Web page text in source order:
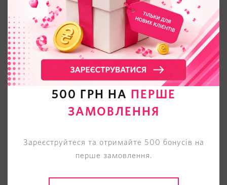
0ВІДГУКІВ
500 ГРН НА
ПЕРШЕ
ЗАМОВЛЕННЯ
Зареєструйтеся та отримайте 500 бонусів на
перше замовлення.